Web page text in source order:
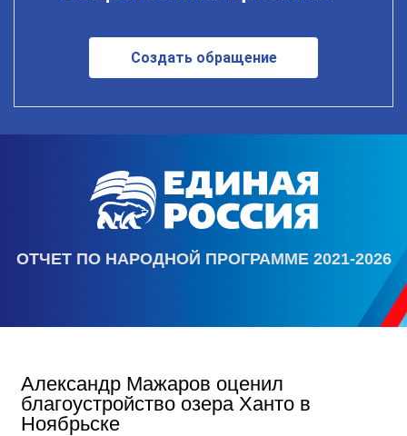
Создать обращение
ОТЧЕТ ПО НАРОДНОЙ ПРОГРАММЕ 2021-2026
Александр Мажаров оценил
благоустройство озера Ханто в
Ноябрьске